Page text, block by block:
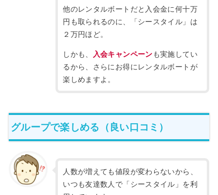
他のレンタルボートだと入会金に何十万
円も取られるのに、「シースタイル」は
２万円ほど。
しかも、 入会キャンペーン も実施してい
るから、さらにお得にレンタルボートが
楽しめますよ。
グループで楽しめる（良い口コミ）
人数が増えても値段が変わらないから、
いつも友達数人で「シースタイル」を利